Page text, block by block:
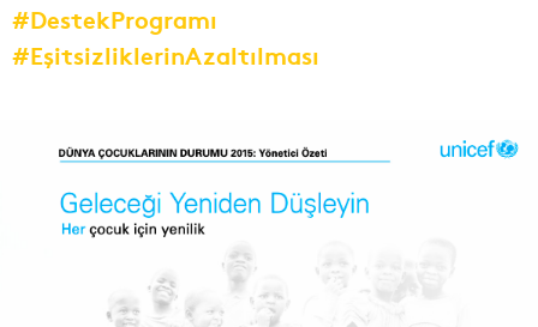
#DestekProgramı
#EşitsizliklerinAzaltılması